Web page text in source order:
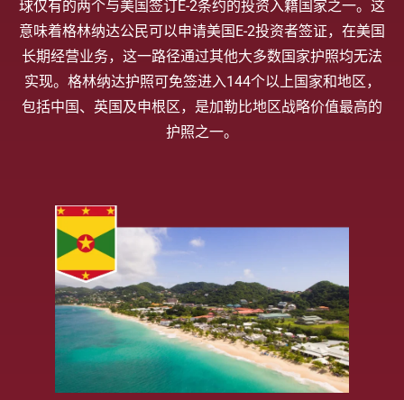
球仅有的两个与美国签订E-2条约的投资入籍国家之一。这
意味着格林纳达公民可以申请美国E-2投资者签证，在美国
长期经营业务，这一路径通过其他大多数国家护照均无法
实现。格林纳达护照可免签进入144个以上国家和地区，
包括中国、英国及申根区，是加勒比地区战略价值最高的
护照之一。